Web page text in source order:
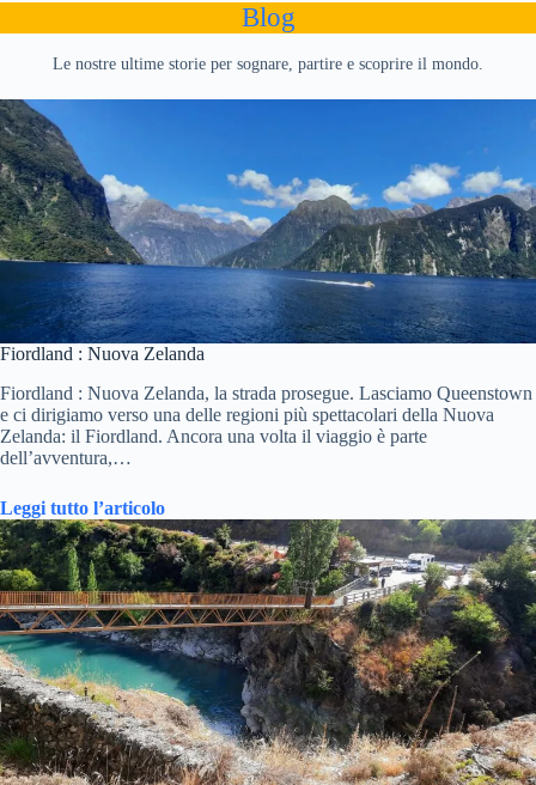
Blog
Le nostre ultime storie per sognare, partire e scoprire il mondo.
Fiordland : Nuova Zelanda
Fiordland : Nuova Zelanda, la strada prosegue. Lasciamo Queenstown
e ci dirigiamo verso una delle regioni più spettacolari della Nuova
Zelanda: il Fiordland. Ancora una volta il viaggio è parte
dell’avventura,…
Leggi tutto l’articolo